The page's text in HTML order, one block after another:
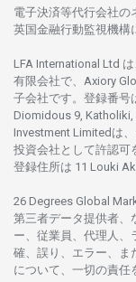
電子決済等代行会社の
英国金融行動監視機構
LFA International Ltd は
有限会社で、Axiory
子会社です。 登録番号
Diomidous 9, Katholiki,
Investment Limitedは、
投資会社として許認可
登録住所は 11 Louki
26 Degrees Global
第三者データ提供者、
ー、従業員、代理人、
確、誤り、エラー、
ま
について、 一切の責任